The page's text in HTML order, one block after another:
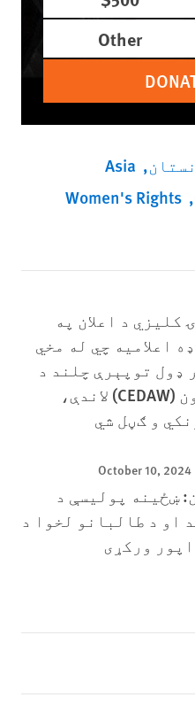
Other
Asia
Women's Rights
د اعلان په
اعلاميه چي له مخي
ډول توپېرې چلند د
له منځه وړلو کنوانسیون (CEDAW) لاندې،
و ګڼل شي
October 10, 2024
ښځینه پولیسې د
او د طالبانو لخوا د
ورکړی